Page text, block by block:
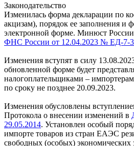
Законодательство
Изменилась форма декларации по
акцизам), порядок ее заполнения и
электронной форме. Минюст России
ФНС России от 12.04.2023 № ЕД-7-
Изменения вступят в силу
обновленной форме будет
налогоплательщиками –
по сроку не позднее 20.09.2023.
Изменения обусловлены
Протокола о внесении изменений в
29.05.2014. Установлен особый
импорте товаров из стран ЕАЭС
свободных (особых) экономических